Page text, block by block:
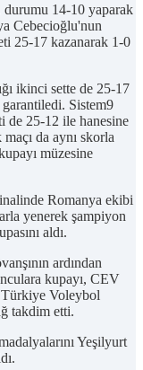
durumu 14-10 yaparak
Cebecioğlu'nun
25-17 kazanarak 1-0
ikinci sette de 25-17
Sistem9
de 25-12 ile hanesine
da aynı skorla
müzesine
Romanya ekibi
yenerek şampiyon
aldı.
ardından
kupayı, CEV
Türkiye Voleybol
takdim etti.
Yeşilyurt